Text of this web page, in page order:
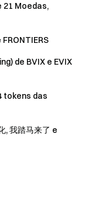
21 Moedas,
de BVIX e EVIX
tokens das
, 我踏马来了 e